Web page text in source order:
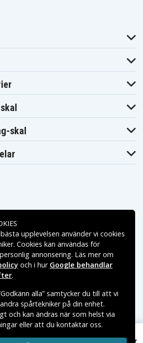
skal
© 2026, Spares Nordic AB
PÅ SIDAN TILLHÖR RESPEKTIVE
upplevelsen använder vi cookies
Cookies kan användas för
annonsering. Läs mer om
och i hur Google behandlar
.
alla” samtycker du till att vi
spårtekniker på din enhet.
och kan ändras när som helst via
eller att du kontaktar oss.